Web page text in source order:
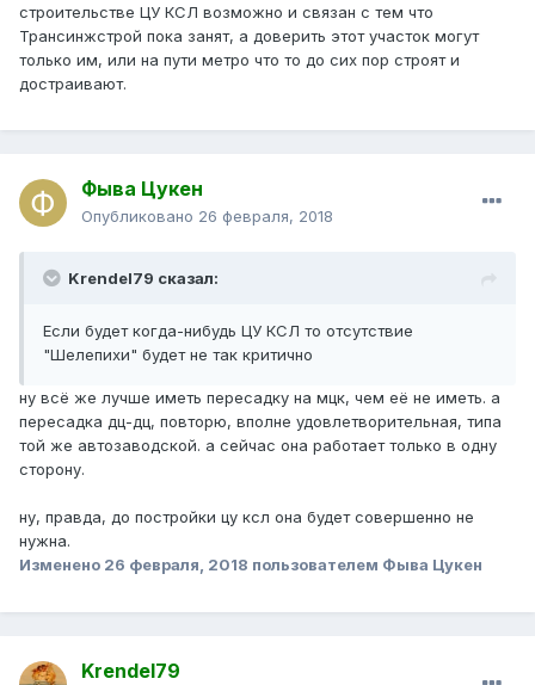
строительстве ЦУ КСЛ возможно и связан с тем что
Трансинжстрой пока занят, а доверить этот участок могут
только им, или на пути метро что то до сих пор строят и
достраивают.
Фыва Цукен
Опубликовано 26 февраля, 2018
Krendel79 сказал:
Если будет когда-нибудь ЦУ КСЛ то отсутствие
"Шелепихи" будет не так критично
ну всё же лучше иметь пересадку на мцк, чем её не иметь. а
пересадка дц-дц, повторю, вполне удовлетворительная, типа
той же автозаводской. а сейчас она работает только в одну
сторону.
ну, правда, до постройки цу ксл она будет совершенно не
нужна.
Изменено 26 февраля, 2018 пользователем Фыва Цукен
Krendel79